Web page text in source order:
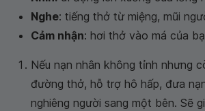
Nghe: tiếng thở từ miệng, mũi
Cảm nhận: hơi thở vào má của
Nếu nạn nhân không tỉnh nhưng
đường thở, hỗ trợ hô hấp, đưa
nghiêng người sang một bên. Sẽ